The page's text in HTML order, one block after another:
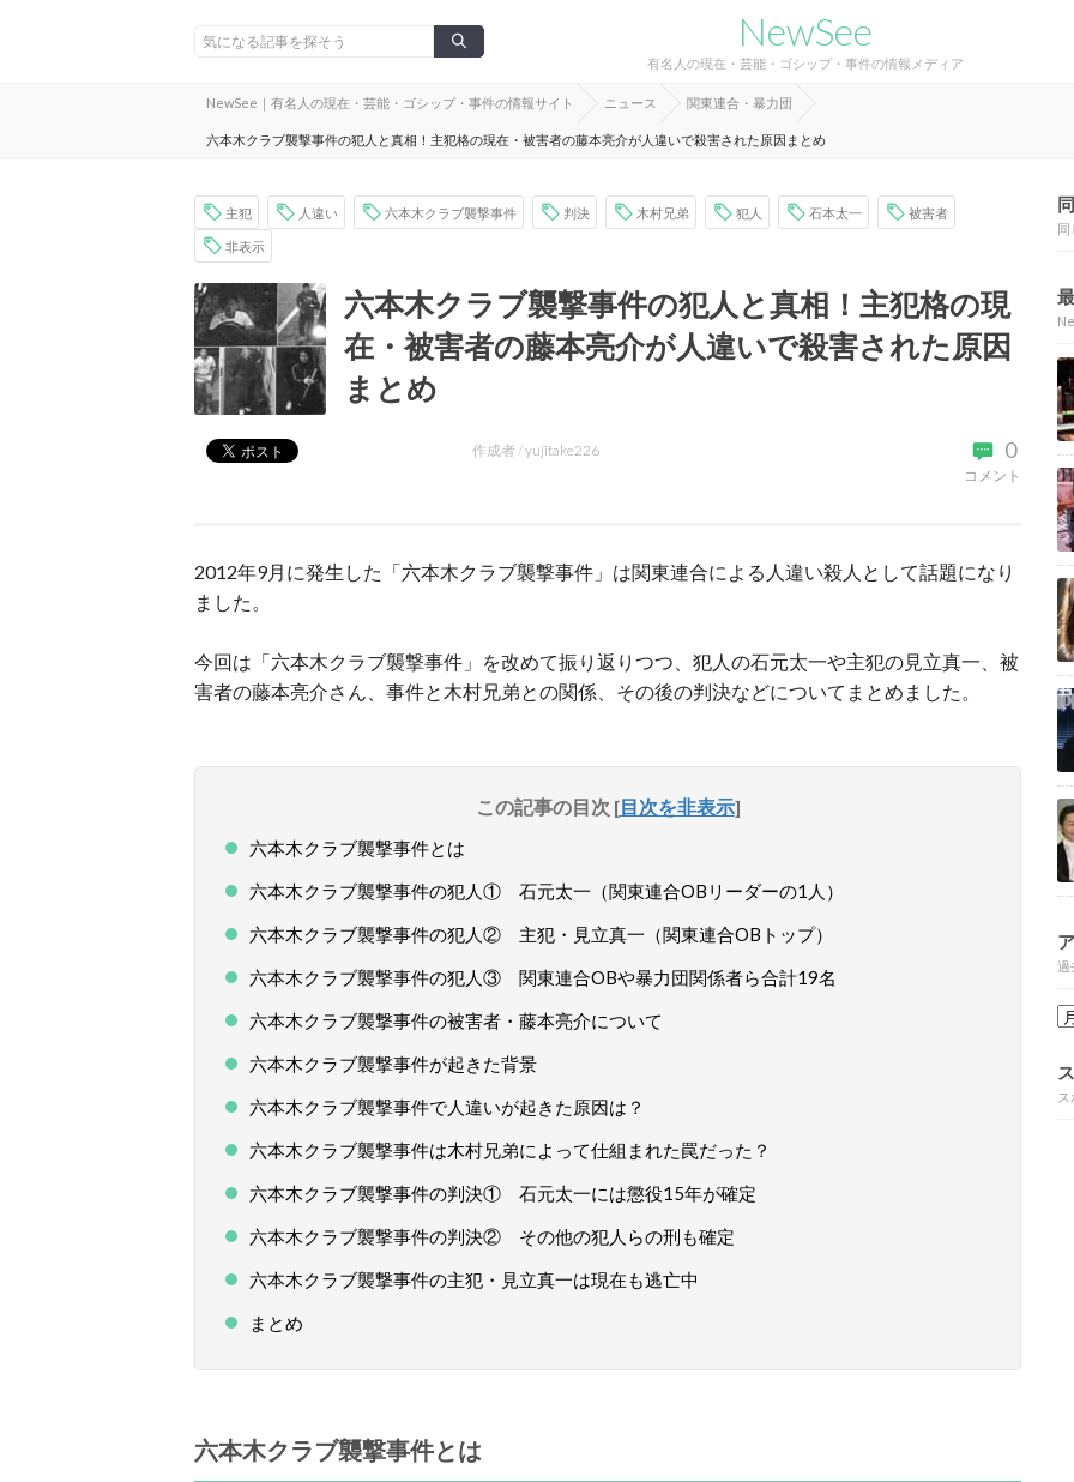
NewSee
有名人の現在・芸能・ゴシップ・事件の情報メディア
NewSee｜有名人の現在・芸能・ゴシップ・事件の情報サイト ニュース 関東連合・暴力団
六本木クラブ襲撃事件の犯人と真相！主犯格の現在・被害者の藤本亮介が人違いで殺害された原因まとめ
主犯 人違い 六本木クラブ襲撃事件 判決 木村兄弟 犯人 石本太一 被害者
非表示
六本木クラブ襲撃事件の犯人と真相！主犯格の現
在・被害者の藤本亮介が人違いで殺害された原因
まとめ
0
コメント
作成者 /yujitake226
2012年9月に発生した「六本木クラブ襲撃事件 」は関東連合による人違い殺人として話題になり
ました。
今回は「六本木クラブ襲撃事件」を改めて振り返りつつ、犯人の石元太一や主犯の見立真一、被
害者の藤本亮介さん、事件と 木村兄弟との関係、その後の判決などについてまとめました。
この記事の目次 [目次を非表示]
六本木クラブ襲撃事件とは
六本木クラブ襲撃事件の犯人① 石元太一（関東連合OBリーダーの1人）
六本木クラブ襲撃事件の犯人② 主犯・見立真一（関東連合OBトップ）
六本木クラブ襲撃事件の犯人③ 関東連合OBや暴力団関係者ら合計19名
六本木クラブ襲撃事件の被害者・藤本亮介について
六本木クラブ襲撃事件が起きた背景
六本木クラブ襲撃事件で人違いが起きた原因は？
六本木クラブ襲撃事件は木村兄弟によって仕組まれた罠だった？
六本木クラブ襲撃事件の判決① 石元太一には懲役15年が確定
六本木クラブ襲撃事件の判決② その他の犯人らの刑も確定
六本木クラブ襲撃事件の主犯・見立真一は現在も逃亡中
まとめ
六本木クラブ襲撃事件とは
同
過